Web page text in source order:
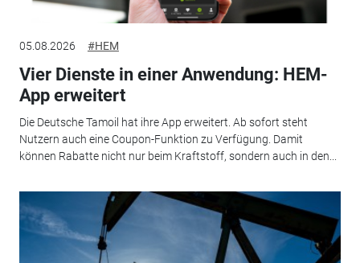
05.08.2026 #HEM
Vier Dienste in einer Anwendung: HEM-
App erweitert
Die Deutsche Tamoil hat ihre App erweitert. Ab sofort steht
Nutzern auch eine Coupon-Funktion zu Verfügung. Damit
können Rabatte nicht nur beim Kraftstoff, sondern auch in den...